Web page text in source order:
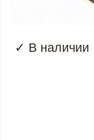
✓ В наличии